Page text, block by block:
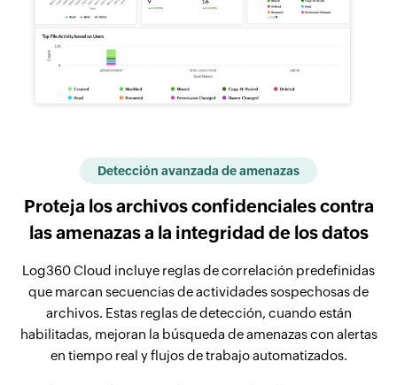
Detección avanzada de amenazas
Proteja los archivos confidenciales contra
las amenazas a la integridad de los datos
Log360 Cloud incluye reglas de correlación predefinidas
que marcan secuencias de actividades sospechosas de
archivos. Estas reglas de detección, cuando están
habilitadas, mejoran la búsqueda de amenazas con alertas
en tiempo real y flujos de trabajo automatizados.